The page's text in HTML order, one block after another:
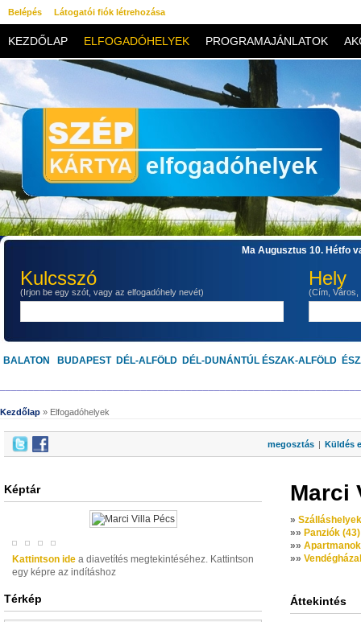
Belépés Látogatói fiók létrehozása
KEZDŐLAP ELFOGADÓHELYEK PROGRAMAJÁNLATOK
KAPCSOLAT
Ma Augusztus 10. Hétfo
Kulcsszó
(Irjon be egy szót, vagy az elfogadóhely nevét)
Hely
(Cím,
BALATON BUDAPEST DÉL-ALFÖLD DÉL-DUNÁNTÚL ÉSZAK-ALFÖLD
Kezdőlap » Elfogadóhelyek
megosztás | Küldés
Képtár
Kattintson ide a diavetítés megtekintéséhez. Kattintson
egy képre az indításhoz
Térkép
Marci
»
»» Panziók (43)
»»
»»
Áttekintés